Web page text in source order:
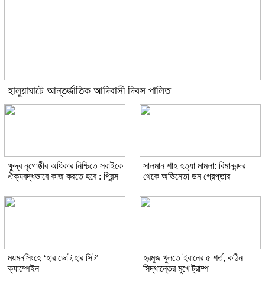
হালুয়াঘাটে আন্তর্জাতিক আদিবাসী দিবস পালিত
ক্ষুদ্র নৃগোষ্ঠীর অধিকার নিশ্চিতে সবাইকে
ঐক্যবদ্ধভাবে কাজ করতে হবে : প্রিন্স
সালমান শাহ হত্যা মামলা: বিমানবন্দর
থেকে অভিনেতা ডন গ্রেপ্তার
ময়মনসিংহে ‘হার ভোট,হার সিট’
ক্যাম্পেইন
হরমুজ খুলতে ইরানের ৫ শর্ত, কঠিন
সিদ্ধান্তের মুখে ট্রাম্প